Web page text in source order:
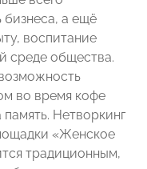
бизнеса, а ещё
воспитание
среде общества.
во время кофе
Нетворкинг
«Женское
традиционным,